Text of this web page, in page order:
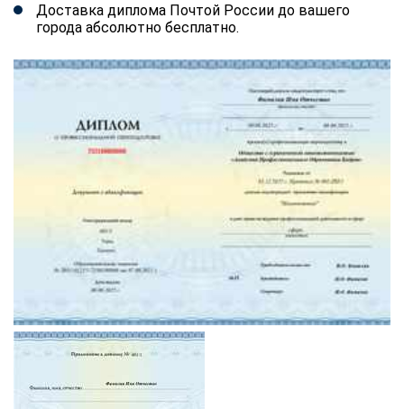
Доставка диплома Почтой России до вашего
города абсолютно бесплатно.